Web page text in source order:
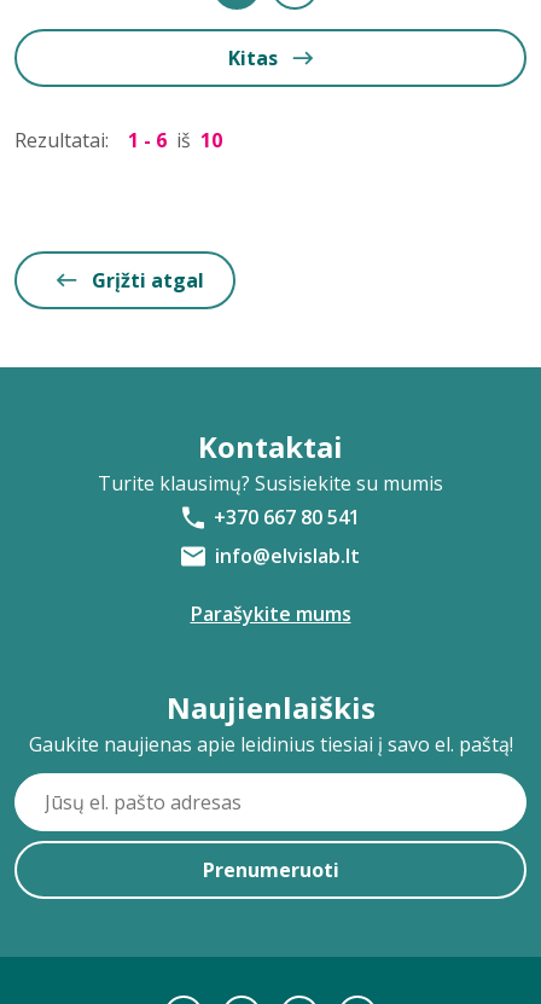
Kitas
Rezultatai: 1 - 6 iš 10
Grįžti atgal
Kontaktai
Turite klausimų? Susisiekite su mumis
+370 667 80 541
info@elvislab.lt
Parašykite mums
Naujienlaiškis
Gaukite naujienas apie leidinius tiesiai į savo el. paštą!
Prenumeruoti